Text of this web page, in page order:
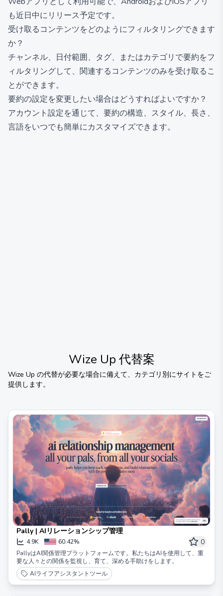
も近日中にリリース予定です。
受け取るコンテンツをどのようにフィルタリングできます
か？
チャンネル、日付範囲、タグ、またはカテゴリで要約をフ
ィルタリングして、関連するコンテンツのみを受け取るこ
とができます。
要約の設定を変更したい場合はどうすればよいですか？
アカウント設定を通じて、要約の構造、スタイル、長さ、
言語をいつでも簡単にカスタマイズできます。
Wize Up 代替案
Wize Up の代替が必要な場合に備えて、カテゴリ別にサイトをご
提供します。
Pally | AIリレーションシップ管理
4.9K 60.42% 0
PallyはAI関係管理プラットフォームです。私たちはAIを使用して、重
要な人々との関係を監視し、育て、深める手助けをします。
AIライフアシスタントツール